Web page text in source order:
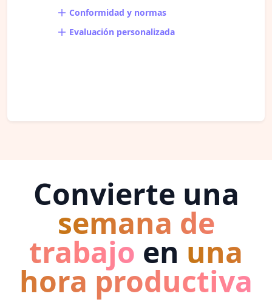
Conformidad y normas
Evaluación personalizada
Convierte una
semana de
trabajo en una
hora productiva